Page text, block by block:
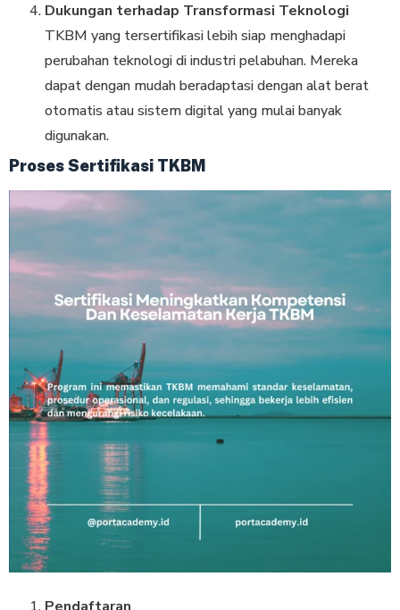
Dukungan terhadap Transformasi Teknologi
TKBM yang tersertifikasi lebih siap menghadapi
perubahan teknologi di industri pelabuhan. Mereka
dapat dengan mudah beradaptasi dengan alat berat
otomatis atau sistem digital yang mulai banyak
digunakan.
Proses Sertifikasi TKBM